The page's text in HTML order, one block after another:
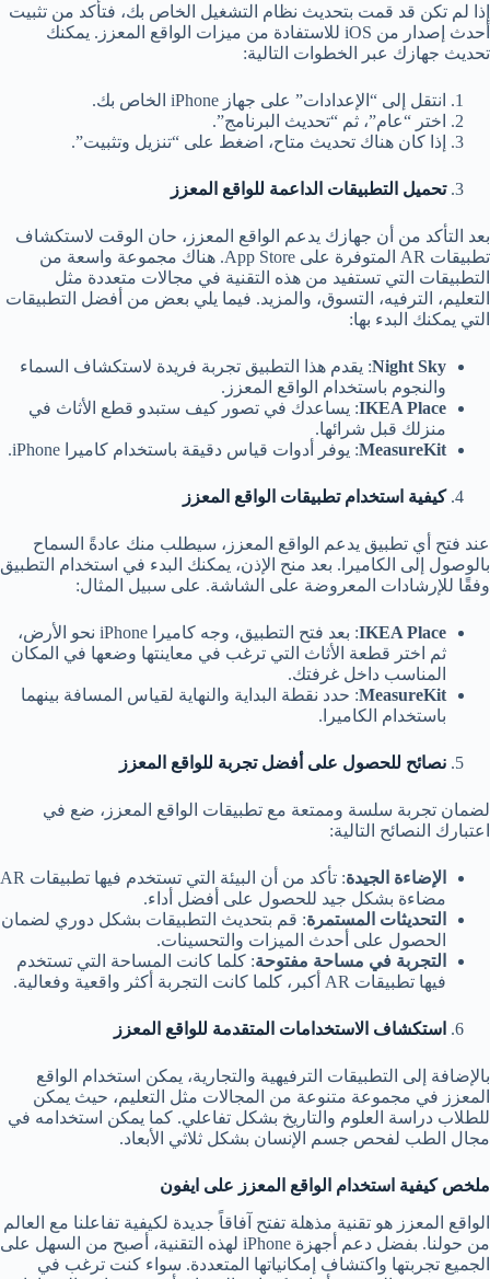
إذا لم تكن قد قمت بتحديث نظام التشغيل الخاص بك، فتأكد من تثبيت
أحدث إصدار من iOS للاستفادة من ميزات الواقع المعزز. يمكنك
تحديث جهازك عبر الخطوات التالية:
انتقل إلى “الإعدادات” على جهاز iPhone الخاص بك.
اختر “عام”، ثم “تحديث البرنامج”.
إذا كان هناك تحديث متاح، اضغط على “تنزيل وتثبيت”.
تحميل التطبيقات الداعمة للواقع المعزز
بعد التأكد من أن جهازك يدعم الواقع المعزز، حان الوقت لاستكشاف
تطبيقات AR المتوفرة على App Store. هناك مجموعة واسعة من
التطبيقات التي تستفيد من هذه التقنية في مجالات متعددة مثل
التعليم، الترفيه، التسوق، والمزيد. فيما يلي بعض من أفضل التطبيقات
التي يمكنك البدء بها:
Night Sky: يقدم هذا التطبيق تجربة فريدة لاستكشاف السماء
والنجوم باستخدام الواقع المعزز.
IKEA Place: يساعدك في تصور كيف ستبدو قطع الأثاث في
منزلك قبل شرائها.
MeasureKit: يوفر أدوات قياس دقيقة باستخدام كاميرا iPhone.
كيفية استخدام تطبيقات الواقع المعزز
عند فتح أي تطبيق يدعم الواقع المعزز، سيطلب منك عادةً السماح
بالوصول إلى الكاميرا. بعد منح الإذن، يمكنك البدء في استخدام التطبيق
وفقًا للإرشادات المعروضة على الشاشة. على سبيل المثال:
IKEA Place
: بعد فتح التطبيق، وجه كاميرا iPhone نحو الأرض،
ثم اختر قطعة الأثاث التي ترغب في معاينتها وضعها في المكان
المناسب داخل غرفتك.
MeasureKit: حدد نقطة البداية والنهاية لقياس المسافة بينهما
باستخدام الكاميرا.
نصائح للحصول على أفضل تجربة للواقع المعزز
لضمان تجربة سلسة وممتعة مع تطبيقات الواقع المعزز، ضع في
اعتبارك النصائح التالية:
الإضاءة الجيدة
: تأكد من أن البيئة التي تستخدم فيها تطبيقات AR
مضاءة بشكل جيد للحصول على أفضل أداء.
التحديثات المستمرة: قم بتحديث التطبيقات بشكل دوري لضمان
الحصول على أحدث الميزات والتحسينات.
التجربة في مساحة مفتوحة: كلما كانت المساحة التي تستخدم
فيها تطبيقات AR أكبر، كلما كانت التجربة أكثر واقعية وفعالية.
استكشاف الاستخدامات المتقدمة للواقع المعزز
بالإضافة إلى التطبيقات الترفيهية والتجارية، يمكن استخدام الواقع
المعزز في مجموعة متنوعة من المجالات مثل التعليم، حيث يمكن
للطلاب دراسة العلوم والتاريخ بشكل تفاعلي. كما يمكن استخدامه في
مجال الطب لفحص جسم الإنسان بشكل ثلاثي الأبعاد.
ملخص كيفية استخدام الواقع المعزز على ايفون
الواقع المعزز هو تقنية مذهلة تفتح آفاقاً جديدة لكيفية تفاعلنا مع العالم
من حولنا. بفضل دعم أجهزة iPhone لهذه التقنية، أصبح من السهل على
الجميع تجربتها واكتشاف إمكانياتها المتعددة. سواء كنت ترغب في